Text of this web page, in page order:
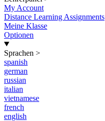
My Account
Distance Learning Assignments
Meine Klasse
Optionen
Sprachen >
spanish
german
russian
italian
vietnamese
french
english